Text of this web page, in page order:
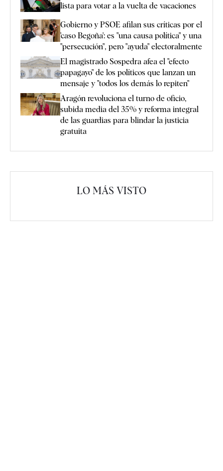
lista para votar a la vuelta de vacaciones
Gobierno y PSOE afilan sus críticas por el
'caso Begoña': es "una causa política" y una
"persecución", pero "ayuda" electoralmente
El magistrado Sospedra afea el "efecto
papagayo" de los políticos que lanzan un
mensaje y "todos los demás lo repiten"
Aragón revoluciona el turno de oficio,
subida media del 35% y reforma integral
de las guardias para blindar la justicia
gratuita
LO MÁS VISTO